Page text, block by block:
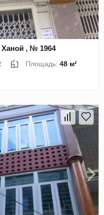
Ханой , № 1964
Площадь:48 м²